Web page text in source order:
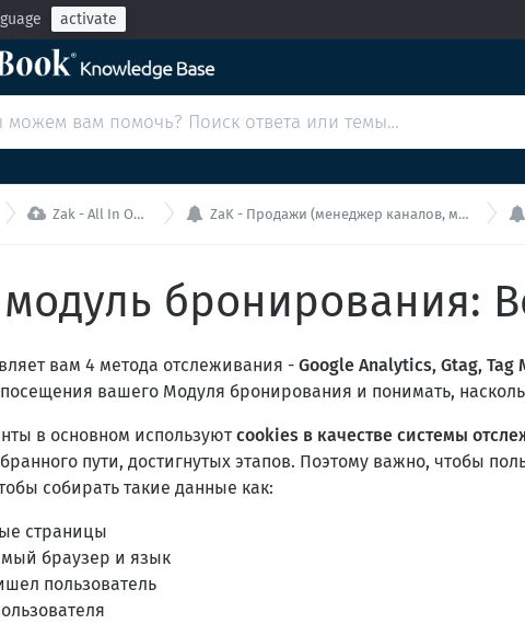
activate
 Zak - All In One (PMS+МБ+МК)  ZaK - Продажи (менеджер каналов, модуль бронирования, мини-сайт) 
бронирования:
вам 4 метода отслеживания - Google Analytics, Gtag, Tag
вашего Модуля бронирования и понимать,
в основном используютcookies в качестве системы
пути, достигнутых этапов. Поэтому важно, чтобы
собирать такие данные как:
страницы
браузер и язык
пользователь